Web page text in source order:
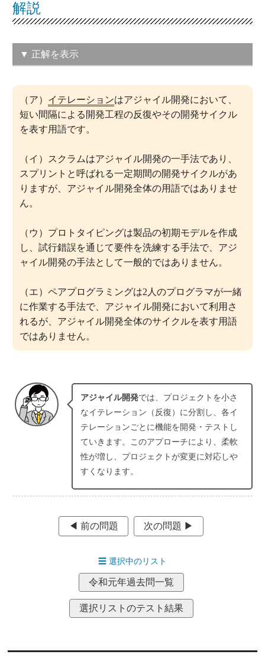
解説
▼ 正解を表示
この問題の正解率：27.6％（やや低い）
（ア） イテレーションはアジャイル開発において、
短い間隔による開発工程の反復やその開発サイクル
を表す用語です。
（イ）スクラムはアジャイル開発の一手法であり、
スプリントと呼ばれる一定期間の開発サイクルがあ
りますが、アジャイル開発全体の用語ではありませ
ん。
（ウ）プロトタイピングは製品の初期モデルを作成
し、試行錯誤を通じて要件を洗練する手法で、アジ
ャイル開発の手法として一般的ではありません。
（エ）ペアプログラミングは2人のプログラマが一緒
に作業する手法で、アジャイル開発において利用さ
れるが、アジャイル開発全体のサイクルを表す用語
ではありません。
アジャイル開発では、プロジェクトを小さ
なイテレーション（反復）に分割し、各イ
テレーションごとに機能を開発・テストし
ていきます。このアプローチにより、柔軟
性が増し、プロジェクトが変更に対応しや
すくなります。
◀︎ 前の問題 次の問題 ▶︎
☰選択中のリスト
令和元年過去問一覧
選択リストのテスト結果